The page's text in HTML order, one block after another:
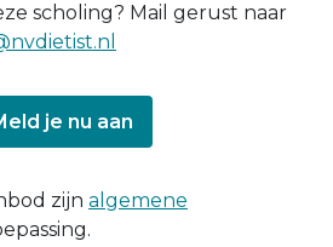
scholing? Mail gerust naar
je nu aan
zijn algemene